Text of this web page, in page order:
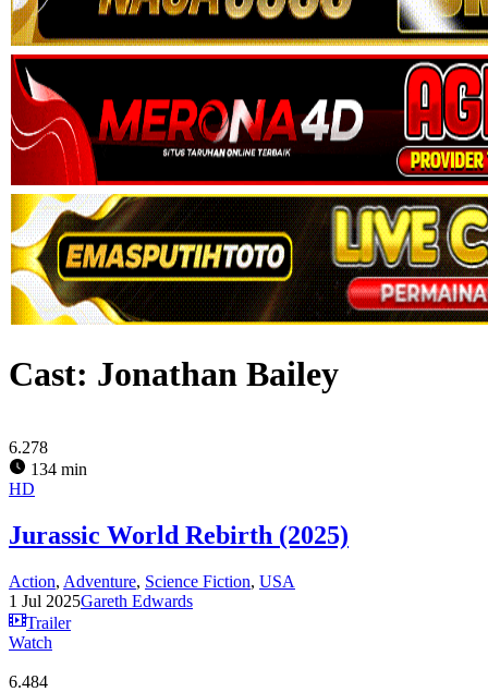
Cast: Jonathan Bailey
6.278
134 min
HD
Jurassic World Rebirth (2025)
Action, Adventure, Science Fiction, USA
1 Jul 2025Gareth Edwards
Trailer
Watch
6.484